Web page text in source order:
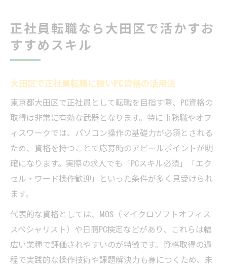
正社員転職なら大田区で活かすお
すすめスキル
大田区で正社員転職に強いPC資格の活用法
東京都大田区で正社員として転職を目指す際、PC資格の
取得は非常に有効な武器となります。特に事務職やオフ
ィスワークでは、パソコン操作の基礎力が必須とされる
ため、資格を持つことで応募時のアピールポイントが明
確になります。実際の求人でも「PCスキル必須」「エク
セル・ワード操作歓迎」といった条件が多く見受けられ
ます。
代表的な資格としては、MOS（マイクロソフトオフィス
スペシャリスト）や日商PC検定などがあり、これらは幅
広い業種で評価されやすいのが特徴です。資格取得の過
程で実践的な操作技術や課題解決力も身につくため、未